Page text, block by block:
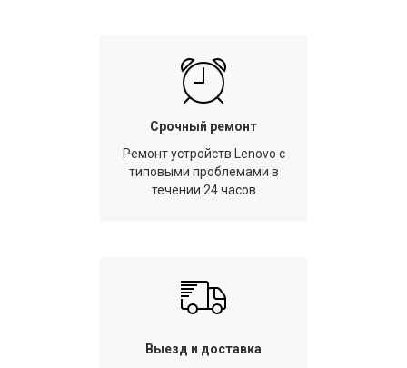
Срочный ремонт
Ремонт устройств Lenovo с
типовыми проблемами в
течении 24 часов
Выезд и доставка